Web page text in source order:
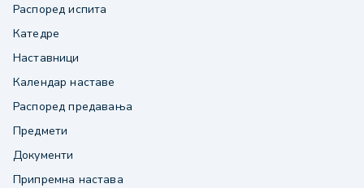
Распоред испита
Катедре
Наставници
Календар наставе
Распоред предавања
Предмети
Документи
Припремна настава